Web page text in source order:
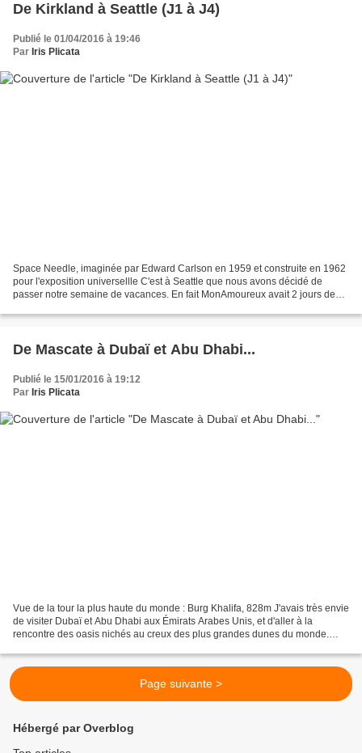
De Kirkland à Seattle (J1 à J4)
Publié le 01/04/2016 à 19:46
Par Iris Plicata
Space Needle, imaginée par Edward Carlson en 1959 et construite en 1962
pour l'exposition universellle C'est à Seattle que nous avons décidé de
passer notre semaine de vacances. En fait MonAmoureux avait 2 jours de
De Mascate à Dubaï et Abu Dhabi...
Publié le 15/01/2016 à 19:12
Par Iris Plicata
Vue de la tour la plus haute du monde : Burg Khalifa, 828m J'avais très envie
de visiter Dubaï et Abu Dhabi aux Émirats Arabes Unis, et d'aller à la
rencontre des oasis nichés au creux des plus grandes dunes du monde.
Page suivante >
Hébergé par Overblog